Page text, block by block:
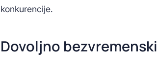
konkurencije.
Dovoljno bezvremenski